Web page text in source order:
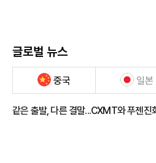
글로벌 뉴스
중국 일본
같은 출발, 다른 결말...CXMT와 푸젠진